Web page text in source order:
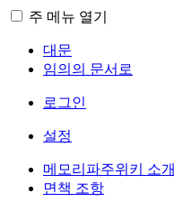
주 메뉴 열기
대문
임의의 문서로
로그인
설정
메모리파주위키 소개
면책 조항